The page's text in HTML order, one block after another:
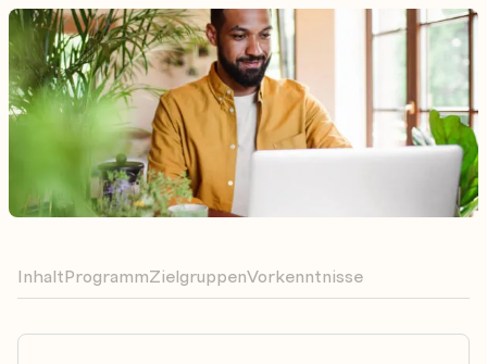
InhaltProgrammZielgruppenVorkenntnisse